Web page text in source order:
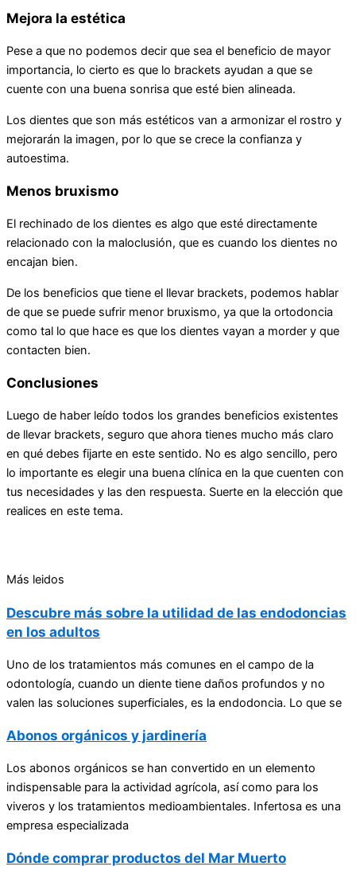
Mejora la estética
Pese a que no podemos decir que sea el beneficio de mayor
importancia, lo cierto es que lo brackets ayudan a que se
cuente con una buena sonrisa que esté bien alineada.
Los dientes que son más estéticos van a armonizar el rostro y
mejorarán la imagen, por lo que se crece la confianza y
autoestima.
Menos bruxismo
El rechinado de los dientes es algo que esté directamente
relacionado con la maloclusión, que es cuando los dientes no
encajan bien.
De los beneficios que tiene el llevar brackets, podemos hablar
de que se puede sufrir menor bruxismo, ya que la ortodoncia
como tal lo que hace es que los dientes vayan a morder y que
contacten bien.
Conclusiones
Luego de haber leído todos los grandes beneficios existentes
de llevar brackets, seguro que ahora tienes mucho más claro
en qué debes fijarte en este sentido. No es algo sencillo, pero
lo importante es elegir una buena clínica en la que cuenten con
tus necesidades y las den respuesta. Suerte en la elección que
realices en este tema.
Más leidos
Descubre más sobre la utilidad de las endodoncias
en los adultos
Uno de los tratamientos más comunes en el campo de la
odontología, cuando un diente tiene daños profundos y no
valen las soluciones superficiales, es la endodoncia. Lo que se
Abonos orgánicos y jardinería
Los abonos orgánicos se han convertido en un elemento
indispensable para la actividad agrícola, así como para los
viveros y los tratamientos medioambientales. Infertosa es una
empresa especializada
Dónde comprar productos del Mar Muerto